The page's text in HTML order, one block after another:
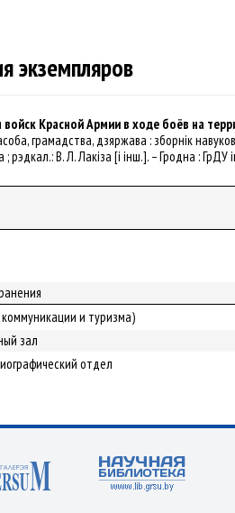
экземпляров
Красной Армии в ходе боёв на
грамадства, дзяржава : зборнік
; рэдкал.: В. Л. Лакіза [і інш.]. – Гродна :
и туризма)
зал
отдел